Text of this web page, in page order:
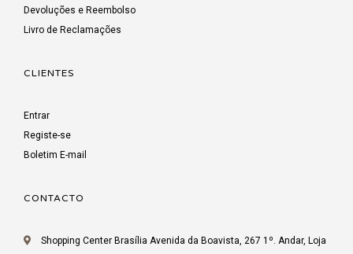
Devoluções e Reembolso
Livro de Reclamações
CLIENTES
Entrar
Registe-se
Boletim E-mail
CONTACTO
Shopping Center Brasília Avenida da Boavista, 267 1º. Andar, Loja